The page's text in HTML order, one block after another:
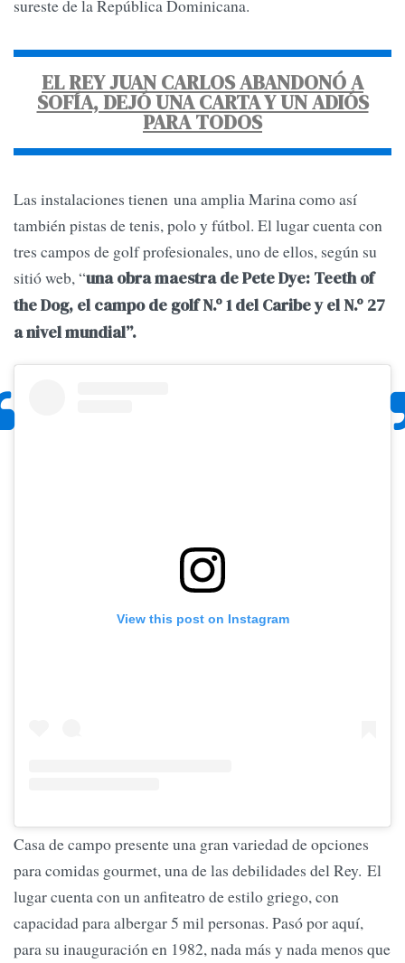
sureste de la República Dominicana.
EL REY JUAN CARLOS ABANDONÓ A
SOFÍA, DEJÓ UNA CARTA Y UN ADIÓS
PARA TODOS
Las instalaciones tienen una amplia Marina como así
también pistas de tenis, polo y fútbol. El lugar cuenta con
tres campos de golf profesionales, uno de ellos, según su
sitió web, “una obra maestra de Pete Dye: Teeth of
the Dog, el campo de golf N.º 1 del Caribe y el N.º 27
a nivel mundial”.
View this post on Instagram
Casa de campo presente una gran variedad de opciones
para comidas gourmet, una de las debilidades del Rey. El
lugar cuenta con un anfiteatro de estilo griego, con
capacidad para albergar 5 mil personas. Pasó por aquí,
para su inauguración en 1982, nada más y nada menos que